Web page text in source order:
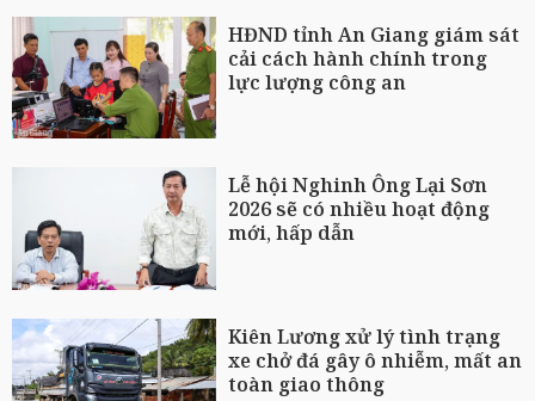
HĐND tỉnh An Giang giám sát
cải cách hành chính trong
lực lượng công an
Lễ hội Nghinh Ông Lại Sơn
2026 sẽ có nhiều hoạt động
mới, hấp dẫn
Kiên Lương xử lý tình trạng
xe chở đá gây ô nhiễm, mất an
toàn giao thông